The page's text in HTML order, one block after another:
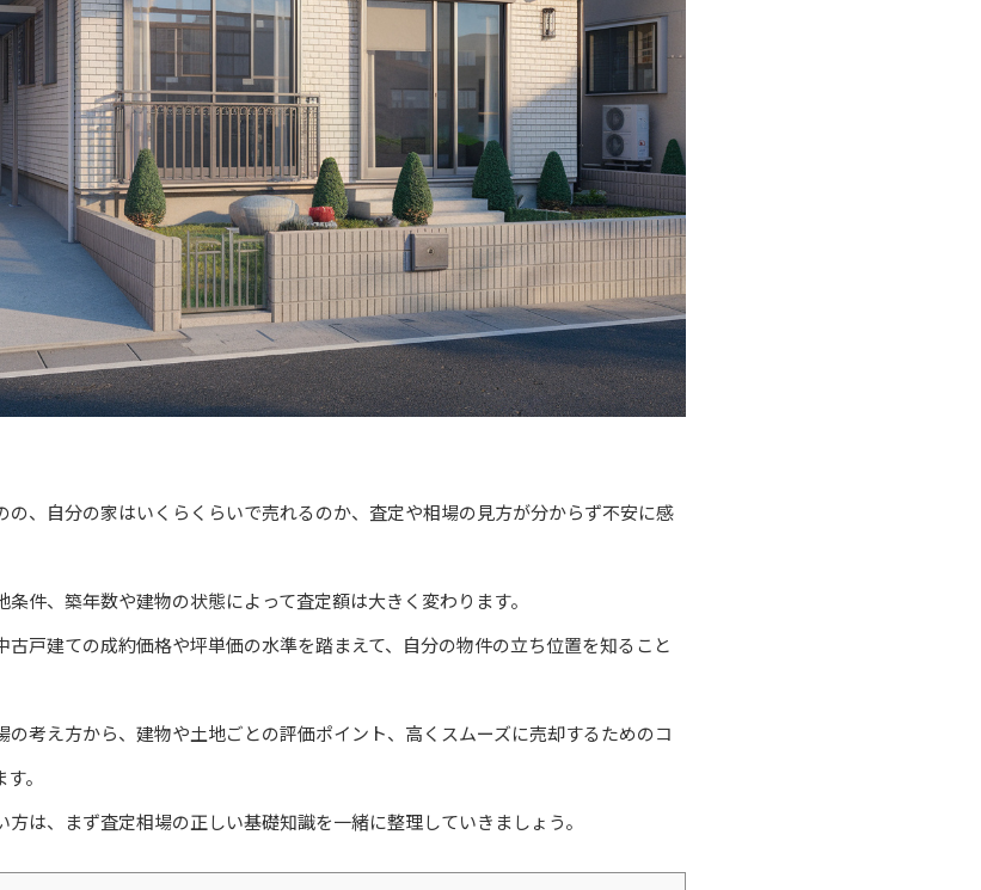
、自分の家はいくらくらいで売れるのか、査定や相場の見方が分からず不安に感
件、築年数や建物の状態によって査定額は大きく変わります。
戸建ての成約価格や坪単価の水準を踏まえて、自分の物件の立ち位置を知ること
考え方から、建物や土地ごとの評価ポイント、高くスムーズに売却するためのコ
。
は、まず査定相場の正しい基礎知識を一緒に整理していきましょう。